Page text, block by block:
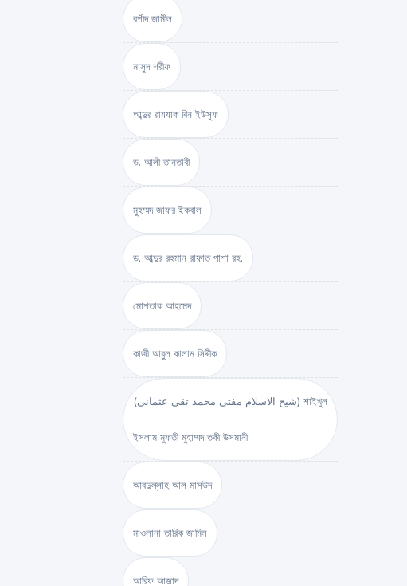
রশীদ জামীল
মাসুদ শরীফ
আব্দুর রাযযাক বিন ইউসুফ
ড. আলী তানতাবী
মুহম্মদ জাফর ইকবাল
ড. আব্দুর রহমান রাফাত পাশা রহ.
মোশতাক আহমেদ
কাজী আবুল কালাম সিদ্দীক
(شيخ الاسلام مفتي محمد تقي عثماني) শাইখুল
ইসলাম মুফতী মুহাম্মদ তকী উসমানী
আবদুল্লাহ আল মাসউদ
মাওলানা তারিক জামিল
আরিফ আজাদ